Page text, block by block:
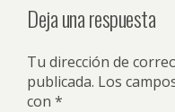
Deja una respuesta
Tu dirección de
publicada. Los
con *